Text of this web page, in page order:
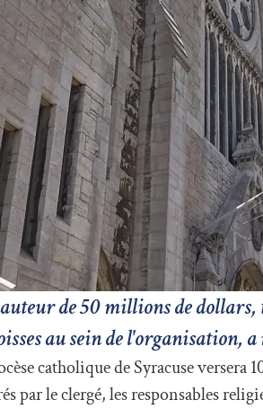
de 50 millions de
au sein de l'organisation,
catholique de Syracuse versera
par le clergé, les responsables